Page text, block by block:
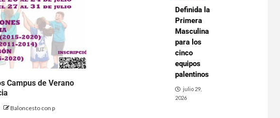
Campus de Verano
Baloncesto con p
Definida la
Primera
Masculina
para los
cinco
equipos
palentinos
julio 29,
2026